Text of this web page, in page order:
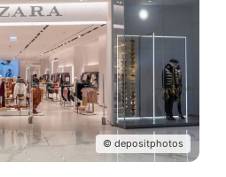
© depositphotos